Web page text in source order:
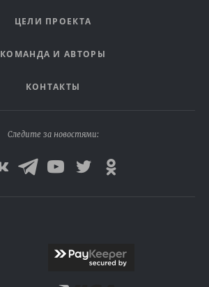
ЦЕЛИ ПРОЕКТА
КОМАНДА И АВТОРЫ
КОНТАКТЫ
Следите за новостями: